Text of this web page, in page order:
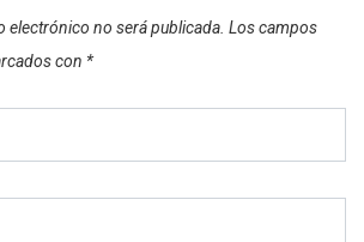
electrónico no será publicada. Los campos
con *